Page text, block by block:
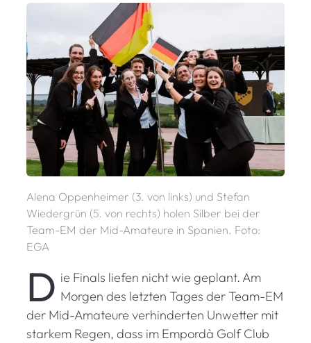
Alena Oppenheimer (3. von links) und Stefan
Wiedergrün (5. von rechts) holen Silber bei der
Team-EM der Mid-Amateure in Spanien. Foto:
EGA
D ie Finals liefen nicht wie geplant. Am
Morgen des letzten Tages der Team-EM
der Mid-Amateure verhinderten Unwetter mit
starkem Regen, dass im Empordà Golf Club